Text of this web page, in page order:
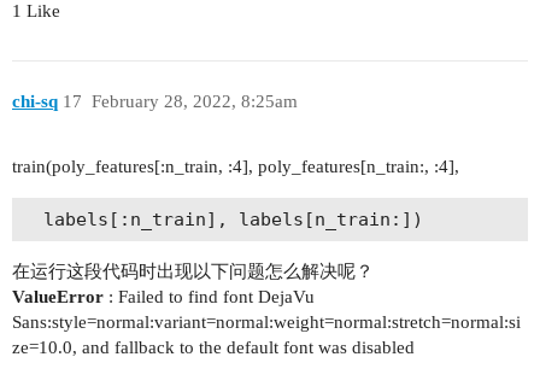
1 Like
chi-sq February 28, 2022, 8:25am
17
train(poly_features[:n_train, :4], poly_features[n_train:, :4],
在运行这段代码时出现以下问题怎么解决呢？
ValueError : Failed to find font DejaVu
Sans:style=normal:variant=normal:weight=normal:stretch=normal:si
ze=10.0, and fallback to the default font was disabled